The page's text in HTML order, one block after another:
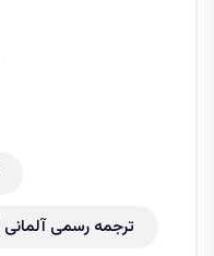
ترجمه رسمی آلمانی